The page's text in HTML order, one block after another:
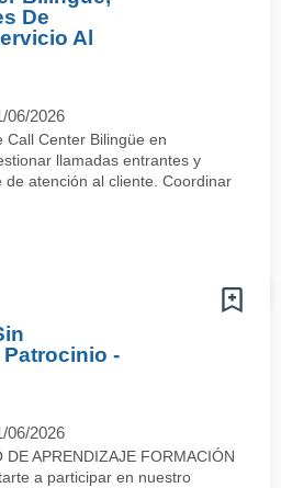
De
Al
06/2026
Call Center Bilingüe en
llamadas entrantes y
atención al cliente. Coordinar
-
06/2026
DE APRENDIZAJE FORMACIÓN
a participar en nuestro